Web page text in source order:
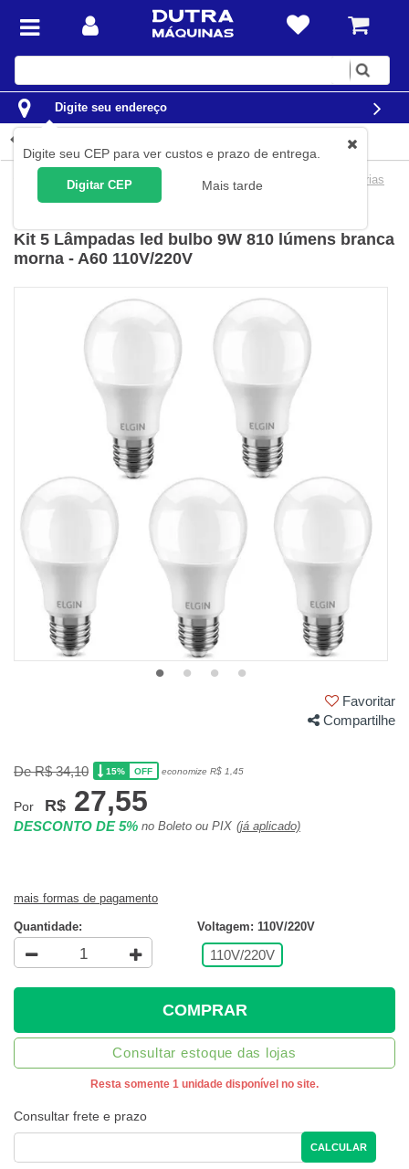
Digite
Digite seu endereço
Digite seu CEP para ver custos e prazo de entrega.
Digitar CEP Mais tarde
Materiais Elétricos Iluminação Lâmpadas e Luminárias
Kit 5 Lâmpadas led bulbo 9W 810 lúmens branca
morna - A60 110V/220V
Favoritar
Compartilhe
De R$ 34,10 15% OFF economize R$ 1,45
Por R$ 27,55
DESCONTO DE 5% no Boleto ou PIX (já aplicado)
mais formas de pagamento
Quantidade: Voltagem: 110V/220V
110V/220V
COMPRAR
Consultar estoque das lojas
Resta somente 1 unidade disponível no site.
Consultar frete e prazo
CALCULAR